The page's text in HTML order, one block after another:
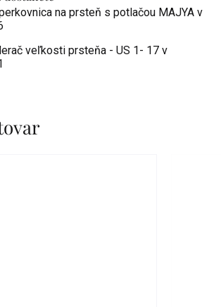
na prsteň s potlačou MAJYA v
veľkosti prsteňa - US 1- 17 v